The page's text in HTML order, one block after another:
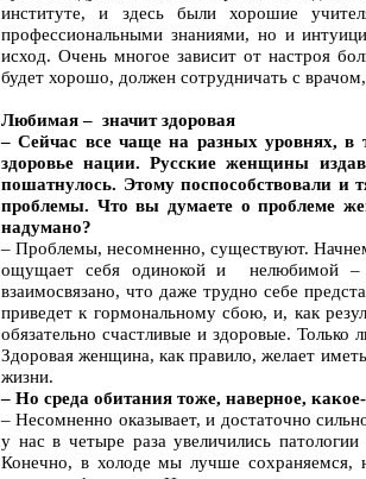
институте, и здесь были хорошие
профессиональными знаниями, но и
исход. Очень многое зависит от настроя
будет хорошо, должен сотрудничать с
Любимая – значит здоровая
– Сейчас все чаще на разных уровнях, в
здоровье нации. Русские женщины
пошатнулось. Этому поспособствовали и
проблемы. Что вы думаете о проблеме
надумано?
– Проблемы, несомненно, существуют.
ощущает себя одинокой и нелюбимой –
взаимосвязано, что даже трудно себе
приведет к гормональному сбою, и, как
обязательно счастливые и здоровые.
Здоровая женщина, как правило, желает
жизни.
– Но среда обитания тоже, наверное,
– Несомненно оказывает, и достаточно
у нас в четыре раза увеличились
Конечно, в холоде мы лучше сохраняемся,